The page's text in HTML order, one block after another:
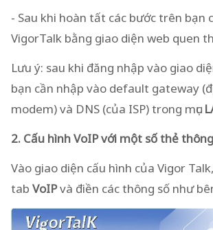
- Sau khi hoàn tất các bước trên bạn
VigorTalk bằng giao diện web quen
Lưu ý: sau khi đăng nhập vào giao
bạn cần nhập vào default gateway
modem) và DNS (của ISP) trong mục
2. Cấu hình VoIP với một số thẻ
Vào giao diện cấu hình của Vigor
tab VoIPvà điền các thông số như